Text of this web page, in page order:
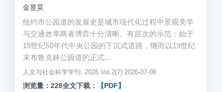
金昱昊
纽约市公园道的发展史是城市现代化过程中景观美学
与交通效率两者博弈十分清晰、有层次的示范：始于
19世纪50年代中央公园的下沉式道路，继而以19世纪
末布鲁克林公园道的正式...
人文与社会科学学刊. 2026 Vol.2(7) 2026-07-08
浏览量：228全文下载： 【PDF】